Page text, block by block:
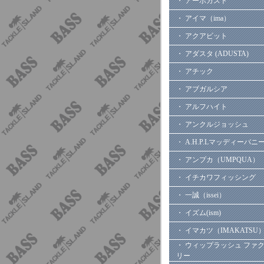
・ アイマ（ima）
・ アクアビット
・ アダスタ (ADUSTA)
・ アチック
・ アブガルシア
・ アルフハイト
・ アンクルジョッシュ
・ A.H.P.Lマッディーバニー
・ アンプカ（UMPQUA）
・ イチカワフィッシング
・ 一誠（issei）
・ イズム(ism)
・ イマカツ（IMAKATSU）
・ ウィップラッシュ ファ
リー